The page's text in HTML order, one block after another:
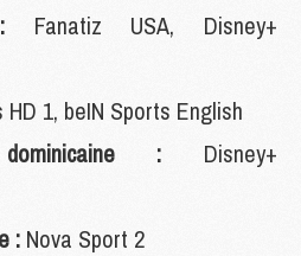
Fanatiz USA, Disney+
HD 1, beIN Sports English
dominicaine : Disney+
: Nova Sport 2